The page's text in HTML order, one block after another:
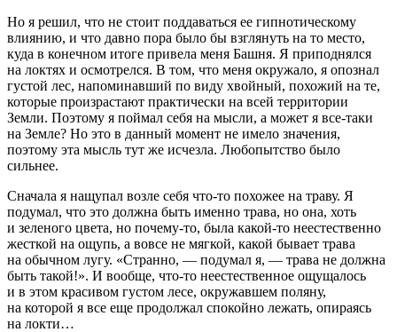
Но я решил, что не стоит поддаваться ее гипнотическому
влиянию, и что давно пора было бы взглянуть на то место,
куда в конечном итоге привела меня Башня. Я приподнялся
на локтях и осмотрелся. В том, что меня окружало, я опознал
густой лес, напоминавший по виду хвойный, похожий на те,
которые произрастают практически на всей территории
Земли. Поэтому я поймал себя на мысли, а может я все-таки
на Земле? Но это в данный момент не имело значения,
поэтому эта мысль тут же исчезла. Любопытство было
сильнее.
Сначала я нащупал возле себя что-то похожее на траву. Я
подумал, что это должна быть именно трава, но она, хоть
и зеленого цвета, но почему-то, была какой-то неестественно
жесткой на ощупь, а вовсе не мягкой, какой бывает трава
на обычном лугу. «Странно, — подумал я, — трава не должна
быть такой!». И вообще, что-то неестественное ощущалось
и в этом красивом густом лесе, окружавшем поляну,
на которой я все еще продолжал спокойно лежать, опираясь
на локти…